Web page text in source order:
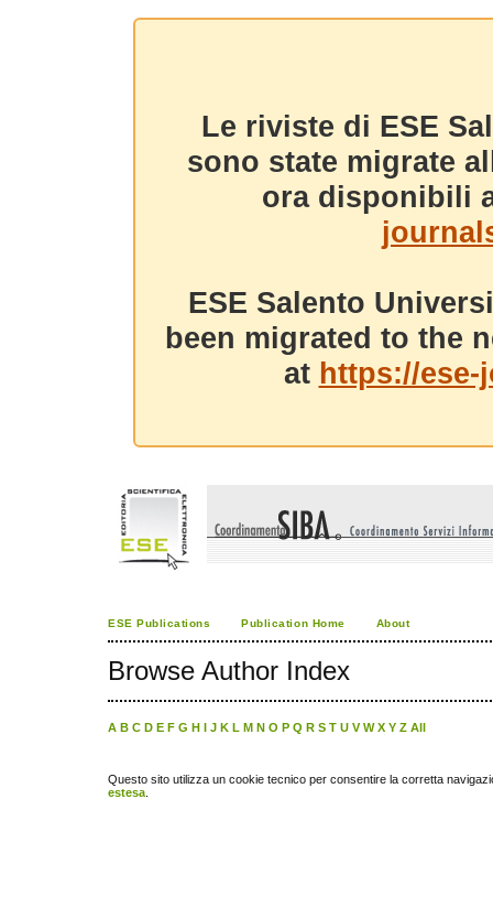
Le riviste di ESE
sono state migrate
ora disponibili
ESE Salento
been migrated to the
at https://
ESE Publications Publication Home About
Browse Author Index
A B C D E F G H I J K L M N O P Q R S T U V W X Y Z All
Questo sito utilizza un cookie tecnico per consentire la corretta
estesa